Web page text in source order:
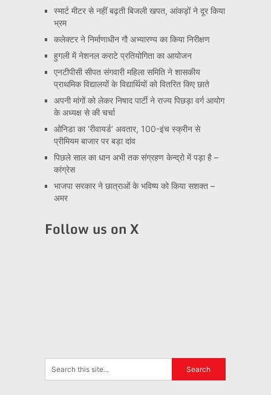
स्मार्ट मीटर से नहीं बढ़ती बिजली खपत, आंकड़ों ने दूर किया
भ्रम
कलेक्टर ने निर्माणाधीन गौ अभ्यारण्य का किया निरीक्षण
हुगली में नेशनल कराटे प्रतियोगिता का आयोजन
एनटीपीसी सीपत संगवारी महिला समिति ने शासकीय
प्राथमिक विद्यालयों के विद्यार्थियों को वितरित किए छाते
अपनी मांगों को लेकर निषाद पार्टी ने राज्य पिछड़ा वर्ग आयोग
के अध्यक्ष से की चर्चा
ओनिडा का ‘रीवायर्ड’ अवतार, 100-इंच स्क्रीन से
प्रीमियम बाजार पर बड़ा दांव
पिछले साल का धान अभी तक संग्रहण केन्द्रो में पड़ा है –
कांग्रेस
भाजपा सरकार ने छात्राओं के भविष्य को किया सशक्त –
अमर
Follow us on X